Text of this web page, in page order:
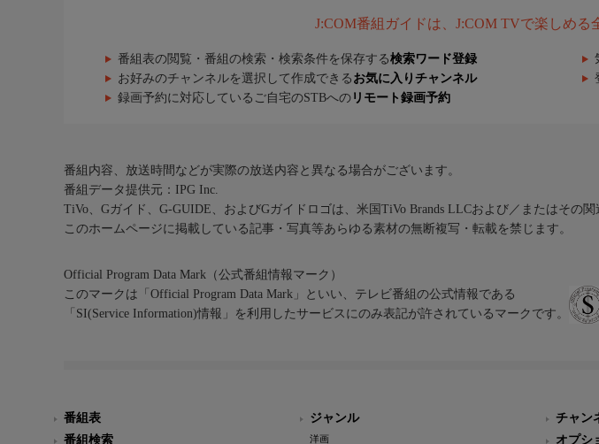
J:COM番組ガイドは、J:COM TVで楽しめる
番組表の閲覧・番組の検索・検索条件を保存する検索ワード登録
お好みのチャンネルを選択して作成できる お気に入りチャンネル
録画予約に対応しているご自宅のSTBへの リモート録画予約
番組内容、放送時間などが実際の放送内容と異なる場合がございます。
番組データ提供元：IPG Inc.
TiVo、Gガイド、G-GUIDE、およびGガイドロゴは、米国TiVo Brands LLCおよび／またはその
このホームページに掲載している記事・写真等あらゆる素材の無断複写・転載を禁じます。
Official Program Data Mark（公式番組情報マーク）
このマークは「Official Program Data Mark」といい、テレビ番組の公式情報である
「SI(Service Information)情報」を利用したサービスにのみ表記が許されているマークです。
番組表
番組検索
ジャンル
洋画
チャン
オプシ